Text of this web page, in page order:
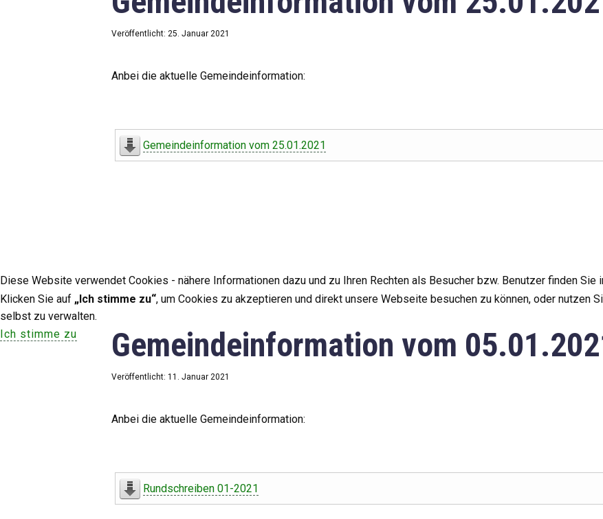
Veröffentlicht: 25. Januar 2021
Anbei die aktuelle Gemeindeinformation:
Gemeindeinformation vom 25.01.2021
Gemeindeinformation vom
Veröffentlicht: 11. Januar 2021
Anbei die aktuelle Gemeindeinformation:
Rundschreiben 01-2021
Diese Website verwendet Cookies - nähere Informationen dazu und zu Ihren Rechten als Besucher bzw. Benutzer finden Sie
Klicken Sie auf „Ich stimme zu“, um Cookies zu akzeptieren und direkt unsere Webseite besuchen zu können, oder nutzen
selbst zu verwalten.
Ich stimme zu